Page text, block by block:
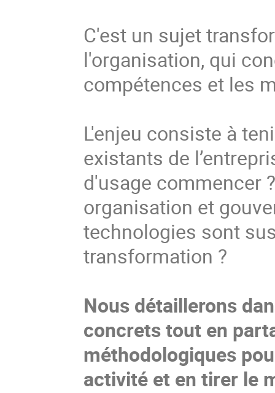
C'est un sujet
l'organisation, qui
compétences et les
L'enjeu consiste à
existants de
d'usage commencer
organisation et
technologies sont
transformation ?
Nous détaillerons
concrets tout en
méthodologiques
activité et en tirer le